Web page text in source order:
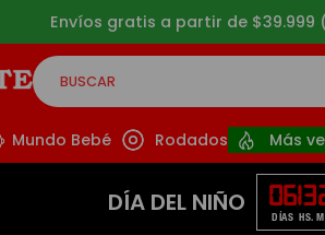
Envíos gratis a partir de $39.999
BUSCAR
Mundo Bebé Rodados Más
DÍA DEL NIÑO 06
DÍAS
13
HS.